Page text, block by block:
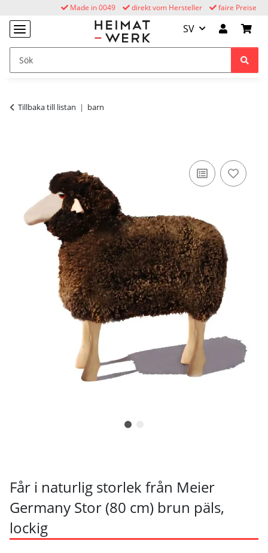
faire Preise
direkt vom Hersteller
Made in 0049
SV
Tillbaka till listan barn
Får i naturlig storlek från Meier
Germany Stor (80 cm) brun päls,
lockig